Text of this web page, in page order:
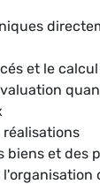
et le
biens et des